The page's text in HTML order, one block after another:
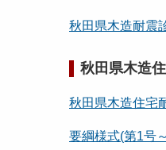
秋田県木造耐震
秋田県木造
秋田県木造住宅
要綱様式(第1号